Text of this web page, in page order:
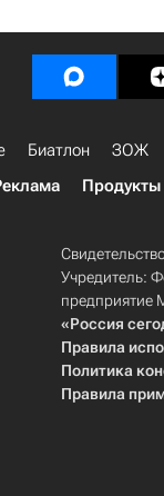
Биатлон ЗОЖ
Учредитель:
предприятие
«Россия
Правила
Политика
Правила